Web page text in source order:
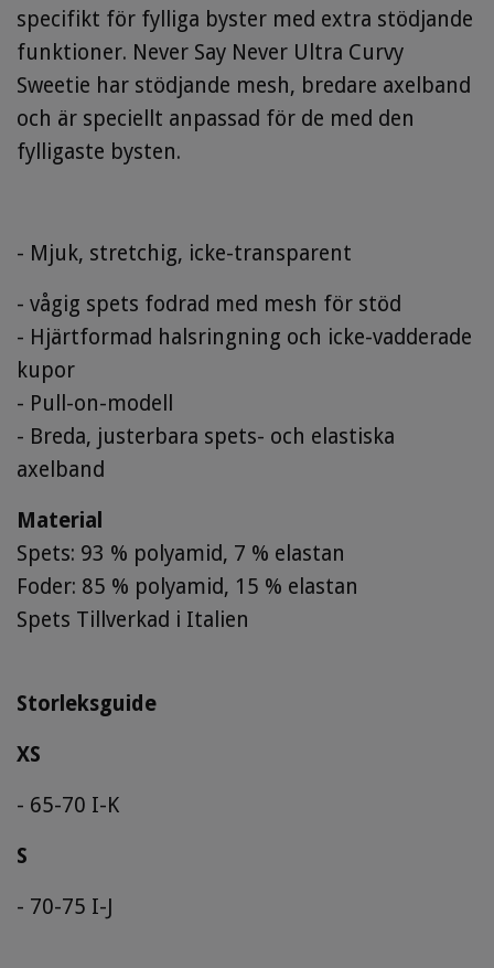
specifikt för fylliga byster med extra stödjande
funktioner. Never Say Never Ultra Curvy
Sweetie har stödjande mesh, bredare axelband
och är speciellt anpassad för de med den
fylligaste bysten.
- Mjuk, stretchig, icke-transparent
- vågig spets fodrad med mesh för stöd
- Hjärtformad halsringning och icke-vadderade
kupor
- Pull-on-modell
- Breda, justerbara spets- och elastiska
axelband
Material
Spets: 93 % polyamid, 7 % elastan
Foder: 85 % polyamid, 15 % elastan
Spets Tillverkad i Italien
Storleksguide
XS
- 65-70 I-K
S
- 70-75 I-J